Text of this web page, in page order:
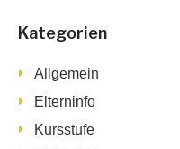
Kategorien
Allgemein
Elterninfo
Kursstufe